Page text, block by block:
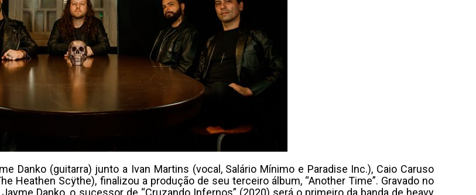
Danko (guitarra) junto a Ivan Martins (vocal, Salário Mínimo e Paradise Inc.), Caio Caruso
Heathen Scÿthe), finalizou a produção de seu terceiro álbum, “Another Time”. Gravado no
Danko, o sucessor de “Cruzando Infernos” (2020) será o primeiro da banda de heavy